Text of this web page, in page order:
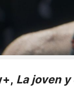
La joven y